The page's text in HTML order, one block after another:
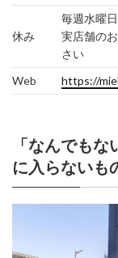
休み
毎週水曜日
実店舗の
さい
Web
https://
「なんでも
に入らないも